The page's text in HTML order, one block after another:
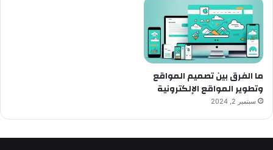
ما الفرق بين تصميم المواقع
وتطوير المواقع الإلكترونية
سبتمبر 2, 2024